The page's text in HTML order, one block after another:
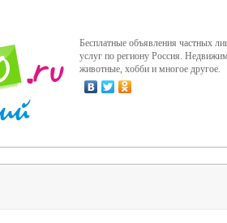
Бесплатные объявления частных
услуг по региону Россия.
животные, хобби и многое другое.